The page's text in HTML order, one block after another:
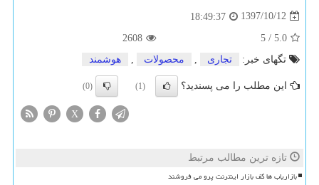
1397/10/12
18:49:37
5.0
/
5
2608
تگهای خبر:
تجاری , محصولات , هوشمند
این مطلب را می پسندید؟ (1)
(0)
X
تازه ترین مطالب مرتبط
بازاریاب ها کف بازار اینترنت پرو می فروشند